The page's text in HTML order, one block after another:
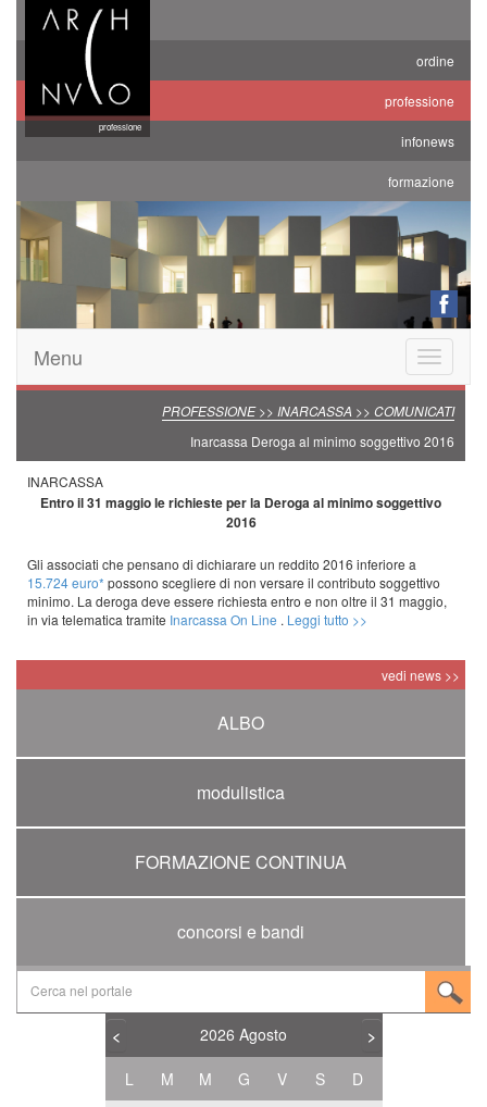
ordine
professione
infonews
formazione
professione
Toggle
Menu
PROFESSIONE >> INARCASSA >> COMUNICATI
Inarcassa Deroga al minimo soggettivo 2016
INARCASSA
Entro il 31 maggio le richieste per la Deroga al minimo soggettivo
2016
Gli associati che pensano di dichiarare un reddito 2016 inferiore a
15.724 euro* possono scegliere di non versare il contributo soggettivo
minimo. La deroga deve essere richiesta entro e non oltre il 31 maggio,
in via telematica tramite Inarcassa On Line . Leggi tutto >>
vedi news >>
ALBO
modulistica
FORMAZIONE CONTINUA
concorsi e bandi
< 2026 Agosto
>
L
M M G V S D